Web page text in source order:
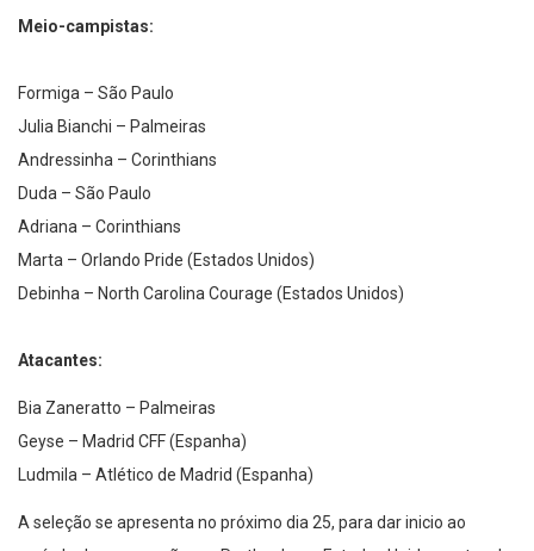
Meio-campistas:
Formiga – São Paulo
Julia Bianchi – Palmeiras
Andressinha – Corinthians
Duda – São Paulo
Adriana – Corinthians
Marta – Orlando Pride (Estados Unidos)
Debinha – North Carolina Courage (Estados Unidos)
Atacantes:
Bia Zaneratto – Palmeiras
Geyse – Madrid CFF (Espanha)
Ludmila – Atlético de Madrid (Espanha)
A seleção se apresenta no próximo dia 25, para dar inicio ao